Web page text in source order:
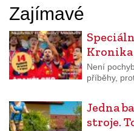
Zajímavé
Kronika
Není
příběhy,
Jedna
stroje.